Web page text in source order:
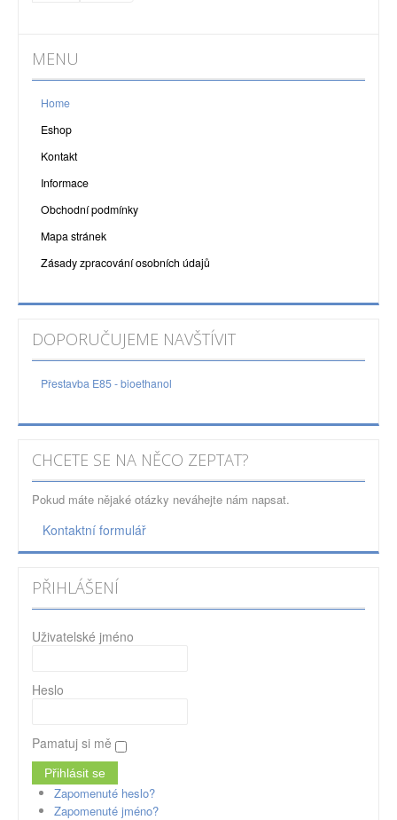
MENU
Home
Eshop
Kontakt
Informace
Obchodní podmínky
Mapa stránek
Zásady zpracování osobních údajů
DOPORUČUJEME NAVŠTÍVIT
Přestavba E85 - bioethanol
CHCETE SE NA NĚCO ZEPTAT?
Pokud máte nějaké otázky neváhejte nám napsat.
Kontaktní formulář
PŘIHLÁŠENÍ
Uživatelské jméno
Heslo
Pamatuj si mě
Zapomenuté heslo?
Zapomenuté jméno?